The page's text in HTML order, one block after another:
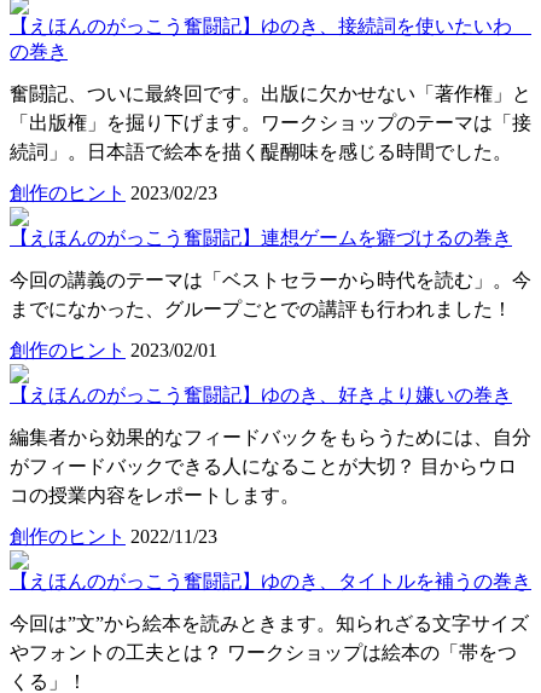
【えほんのがっこう奮闘記】ゆのき、接続詞を使いたいわ
の巻き
奮闘記、ついに最終回です。出版に欠かせない「著作権」と
「出版権」を掘り下げます。ワークショップのテーマは「接
続詞」。日本語で絵本を描く醍醐味を感じる時間でした。
創作のヒント 2023/02/23
【えほんのがっこう奮闘記】連想ゲームを癖づけるの巻き
今回の講義のテーマは「ベストセラーから時代を読む」。今
までになかった、グループごとでの講評も行われました！
創作のヒント 2023/02/01
【えほんのがっこう奮闘記】ゆのき、好きより嫌いの巻き
編集者から効果的なフィードバックをもらうためには、自分
がフィードバックできる人になることが大切？ 目からウロ
コの授業内容をレポートします。
創作のヒント 2022/11/23
【えほんのがっこう奮闘記】ゆのき、タイトルを補うの巻き
今回は”文”から絵本を読みときます。知られざる文字サイズ
やフォントの工夫とは？ ワークショップは絵本の「帯をつ
くる」！